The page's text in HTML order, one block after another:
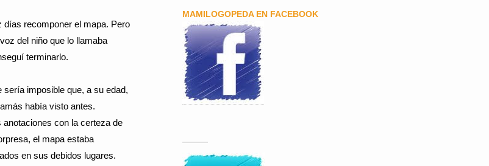
días recomponer el mapa. Pero
del niño que lo llamaba
terminarlo.
sería imposible que, a su edad,
había visto antes.
con la certeza de
el mapa estaba
en sus debidos lugares.
MAMILOGOPEDA EN FACEBOOK